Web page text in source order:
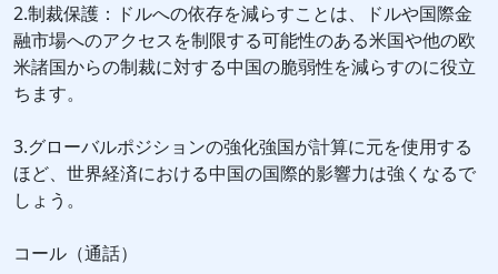
2.制裁保護：ドルへの依存を減らすことは、ドルや国際金
融市場へのアクセスを制限する可能性のある米国や他の欧
米諸国からの制裁に対する中国の脆弱性を減らすのに役立
ちます。
3.グローバルポジションの強化強国が計算に元を使用する
ほど、世界経済における中国の国際的影響力は強くなるで
しょう。
コール（通話）